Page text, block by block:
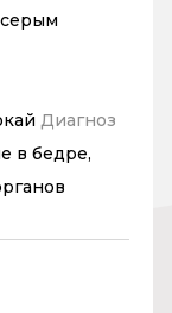
Диагноз
в бедре,